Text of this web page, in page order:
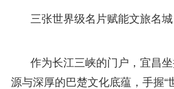
三张世界级名片赋能文旅名城
作为长江三峡的门户，宜昌
源与深厚的巴楚文化底蕴，手握“